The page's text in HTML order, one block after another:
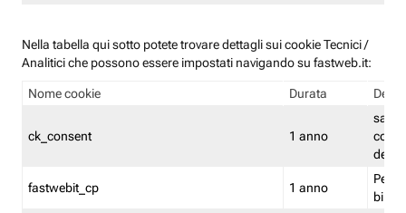
Nella tabella qui sotto potete trovare dettagli sui cookie Tecnici /
Analitici che possono essere impostati navigando su fastweb.it:
Nome cookie Durata
ck_consent 1 anno
salva
dei
fastwebit_cp 1 anno